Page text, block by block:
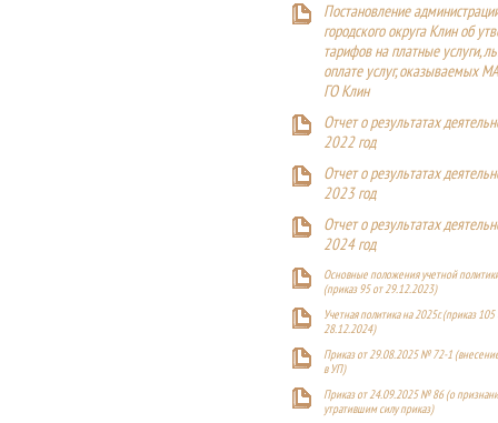
Постановление
городского округа Клин об
тарифов на платные услуги,
оплате услуг, оказываемых
ГО Клин
Отчет о результатах
2022 год
Отчет о результатах
2023 год
Отчет о результатах
2024 год
Основные положения учетной
(приказ 95 от 29.12.2023)
Учетная политика на 2025г. (приказ 105
28.12.2024)
Приказ от 29.08.2025 № 72-1
в УП)
Приказ от 24.09.2025 № 86 (о
утратившим силу приказ)